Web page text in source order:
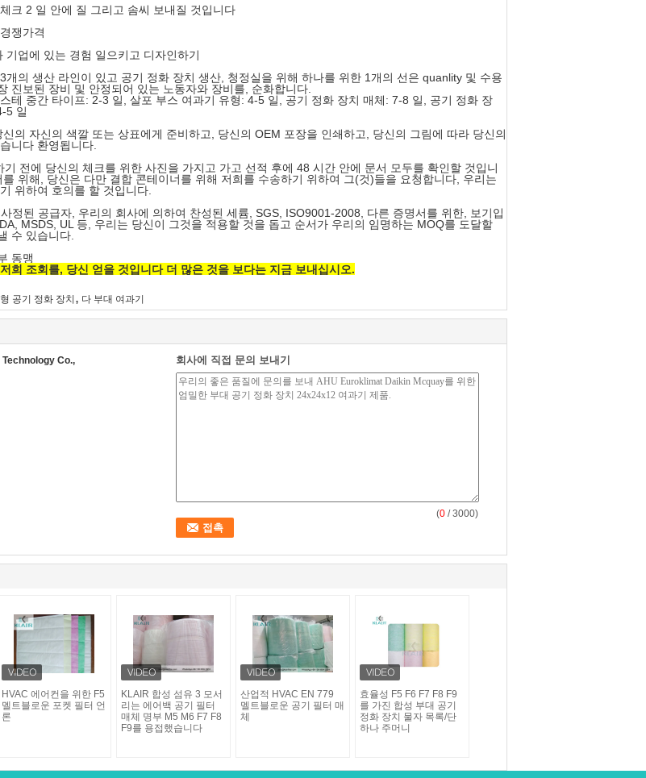
크 2 일 안에 질 그리고 솜씨 보내질 것입니다
쟁가격
기업에 있는 경험 일으키고 디자인하기
개의 생산 라인이 있고 공기 정화 장치 생산, 청정실을 위해 하나를 위한 1개의 선은 quanlity 및 수용
진보된 장비 및 안정되어 있는 노동자와 장비를, 순화합니다.
테 중간 타이프: 2-3 일, 살포 부스 여과기 유형: 4-5 일, 공기 정화 장치 매체: 7-8 일, 공기 정화 장
5 일
의 자신의 색깔 또는 상표에게 준비하고, 당신의 OEM 포장을 인쇄하고, 당신의 그림에 따라 당신의
니다 환영됩니다.
기 전에 당신의 체크를 위한 사진을 가지고 가고 선적 후에 48 시간 안에 문서 모두를 확인할 것입니
위해, 당신은 다만 결합 콘테이너를 위해 저희를 수송하기 위하여 그(것)들을 요청합니다, 우리는
위하여 호의를 할 것입니다.
정된 공급자, 우리의 회사에 의하여 찬성된 세륨, SGS, ISO9001-2008, 다른 증명서를 위한, 보기입
MSDS, UL 등, 우리는 당신이 그것을 적용할 것을 돕고 순서가 우리의 임명하는 MOQ를 도달할
수 있습니다.
동맹
희 조회를, 당신 얻을 것입니다 더 많은 것을 보다는 지금 보내십시오.
공기 정화 장치 , 다 부대 여과기
Co.,
회사에 직접 문의 보내기
(0 / 3000)
HVAC 에어컨을 위한 F5
멜트블로운 포켓 필터 언
론
KLAIR 합성 섬유 3 모서
리는 에어백 공기 필터
매체 명부 M5 M6 F7 F8
F9를 용접했습니다
산업적 HVAC EN 779
멜트블로운 공기 필터 매
체
효율성 F5 F6 F7 F8 F9
를 가진 합성 부대 공기
정화 장치 물자 목록/단
하나 주머니